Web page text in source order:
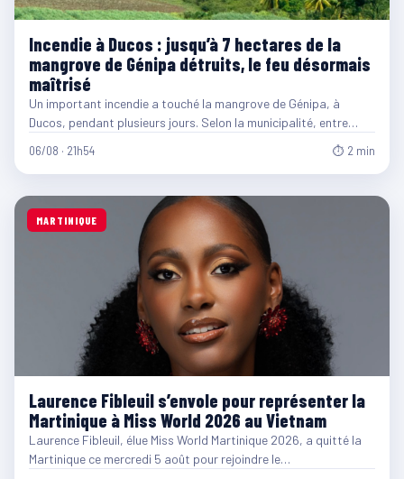
Incendie à Ducos : jusqu’à 7 hectares de la
mangrove de Génipa détruits, le feu désormais
maîtrisé
Un important incendie a touché la mangrove de Génipa, à
Ducos, pendant plusieurs jours. Selon la municipalité, entre…
06/08 · 21h54 ⏱ 2 min
MARTINIQUE
Laurence Fibleuil s’envole pour représenter la
Martinique à Miss World 2026 au Vietnam
Laurence Fibleuil, élue Miss World Martinique 2026, a quitté la
Martinique ce mercredi 5 août pour rejoindre le…